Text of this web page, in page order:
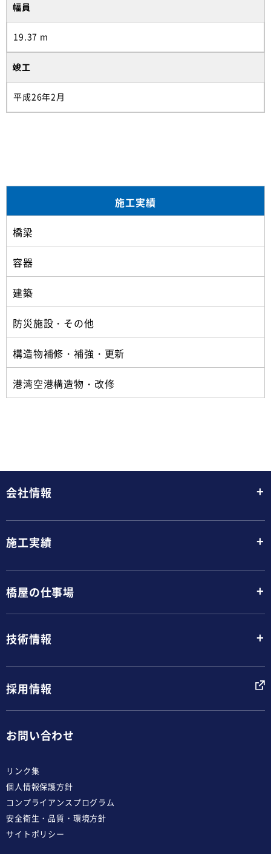
幅員
19.37 m
竣工
平成26年2月
施工実績
橋梁
容器
建築
防災施設・その他
構造物補修・補強・更新
港湾空港構造物・改修
会社情報 +
施工実績 +
橋屋の仕事場 +
技術情報 +
採用情報
お問い合わせ
リンク集
個人情報保護方針
コンプライアンスプログラム
安全衛生・品質・環境方針
サイトポリシー